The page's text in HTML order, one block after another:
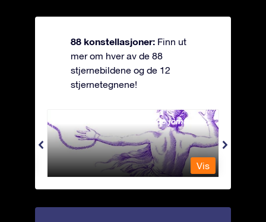
88 konstellasjoner: Finn ut
mer om hver av de 88
stjernebildene og de 12
stjernetegnene!
Andromeda - Den lenkede jomfrua
Vis